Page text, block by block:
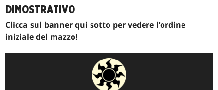
DIMOSTRATIVO
Clicca sul banner qui sotto per vedere l’ordine
iniziale del mazzo!